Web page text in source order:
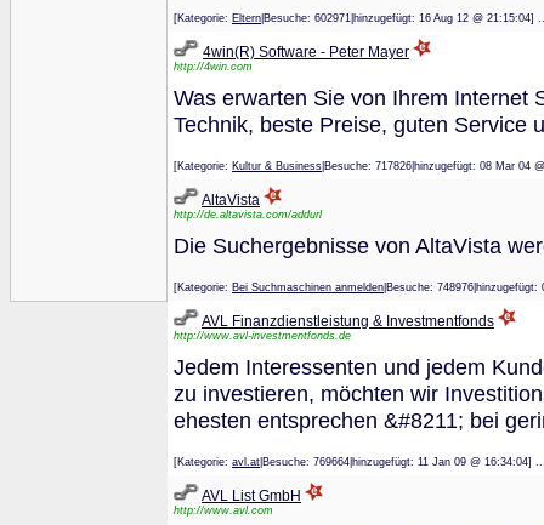
[Kategorie: Eltern |Besuche: 602971|hinzugefügt: 16 Aug 12 @
4win(R) Software - Peter Mayer
http://4win.com
Was erwarten Sie von Ihrem Internet
Technik, beste Preise, guten Service
[Kategorie: Kultur & Business |Besuche: 717826|hinzugefügt: 08
AltaVista
http://de.altavista.com/addurl
Die Suchergebnisse von AltaVista
[Kategorie: Bei Suchmaschinen anmelden |Besuche:
AVL Finanzdienstleistung & Investmentfonds
http://www.avl-investmentfonds.de
Jedem Interessenten und jedem
zu investieren, möchten wir
ehesten entsprechen &#8211; bei
[Kategorie: avl.at |Besuche: 769664|hinzugefügt: 11 Jan 09 @
AVL List GmbH
http://www.avl.com